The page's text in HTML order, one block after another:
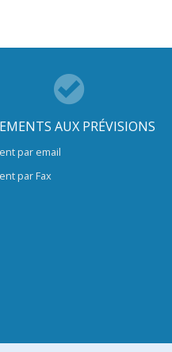
AUX PRÉVISIONS
par email
par Fax